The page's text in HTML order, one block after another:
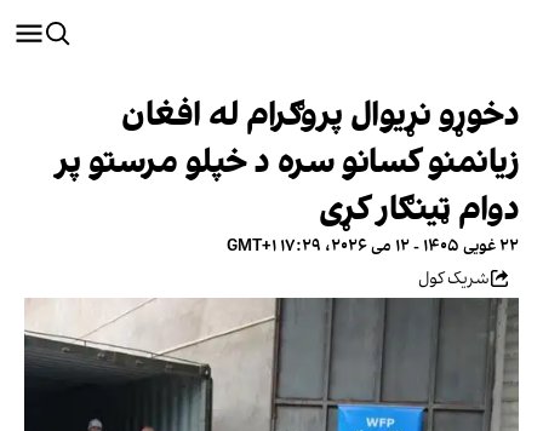
دخوړو نړیوال پروګرام له افغان
زیانمنو کسانو سره د خپلو مرستو پر
دوام ټینګار کړی
۲۲ غویی ۱۴۰۵ - ۱۲ می ۲۰۲۶، ۱۷:۲۹ GMT+۱
شریک کول